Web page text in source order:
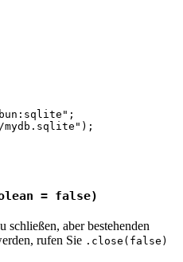
;
);
= false)
aber bestehenden
rufen Sie .close(false)